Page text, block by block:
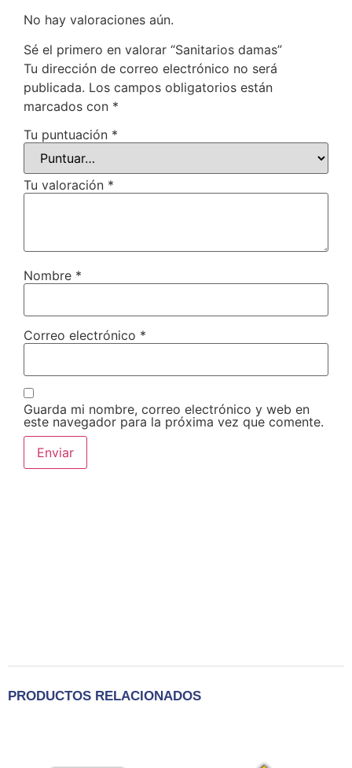
No hay valoraciones aún.
Sé el primero en valorar “Sanitarios damas”
Tu dirección de correo electrónico no será
publicada. Los campos obligatorios están
marcados con *
Tu puntuación *
Tu valoración *
Nombre *
Correo electrónico *
Guarda mi nombre, correo electrónico y web en
este navegador para la próxima vez que comente.
PRODUCTOS RELACIONADOS